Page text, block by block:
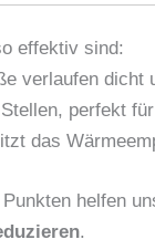
effektiv sind:
verlaufen dicht
perfekt
das
helfen
.